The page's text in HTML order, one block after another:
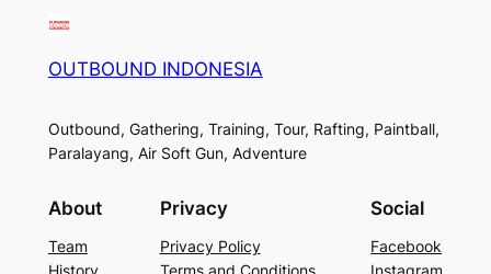
OUTBOUND INDONESIA
Outbound, Gathering, Training, Tour, Rafting, Paintball,
Paralayang, Air Soft Gun, Adventure
About
Team
History
Privacy
Privacy Policy
Terms and Conditions
Social
Facebook
Instagram